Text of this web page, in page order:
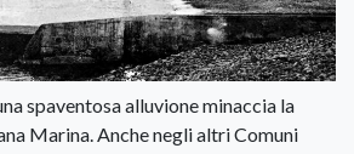
spaventosa alluvione minaccia la
Marina. Anche negli altri Comuni